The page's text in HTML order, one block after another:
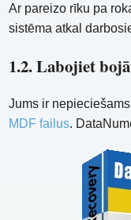
Ar pareizo rīku pa
sistēma atkal
1.2. Labojiet
Jums ir
MDF failus.